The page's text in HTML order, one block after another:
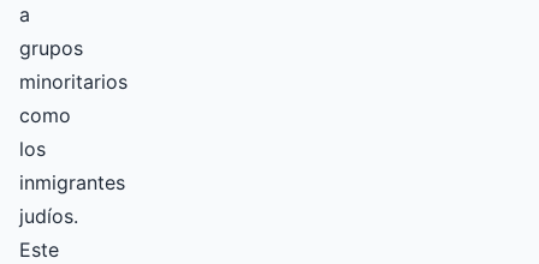
a
grupos
minoritarios
como
los
inmigrantes
judíos.
Este